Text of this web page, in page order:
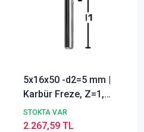
5x16x50 -d2=5 mm |
Karbür Freze, Z=1,
30º, Keskin, Polisajli
STOKTA VAR
2.267,59 TL